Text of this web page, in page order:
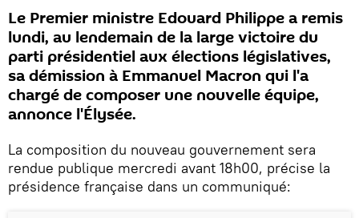
Le Premier ministre Edouard Philippe a remis
lundi, au lendemain de la large victoire du
parti présidentiel aux élections législatives,
sa démission à Emmanuel Macron qui l'a
chargé de composer une nouvelle équipe,
annonce l'Élysée.
La composition du nouveau gouvernement sera
rendue publique mercredi avant 18h00, précise la
présidence française dans un communiqué: